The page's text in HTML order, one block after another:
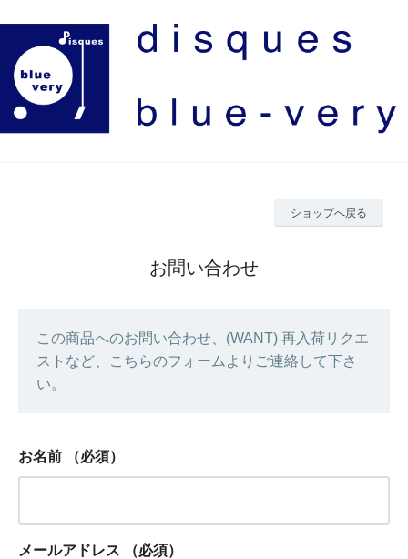
ショップへ戻る
お問い合わせ
この商品へのお問い合わせ、(WANT) 再入荷リクエ
ストなど、こちらのフォームよりご連絡して下さ
い。
お名前 （必須）
メールアドレス （必須）